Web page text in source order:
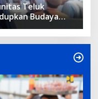
Teluk
Budaya